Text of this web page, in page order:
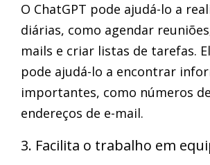
O ChatGPT pode ajudá-lo a
diárias, como agendar
mails e criar listas de tarefas.
pode ajudá-lo a encontrar
importantes, como números
endereços de e-mail.
3. Facilita o trabalho em